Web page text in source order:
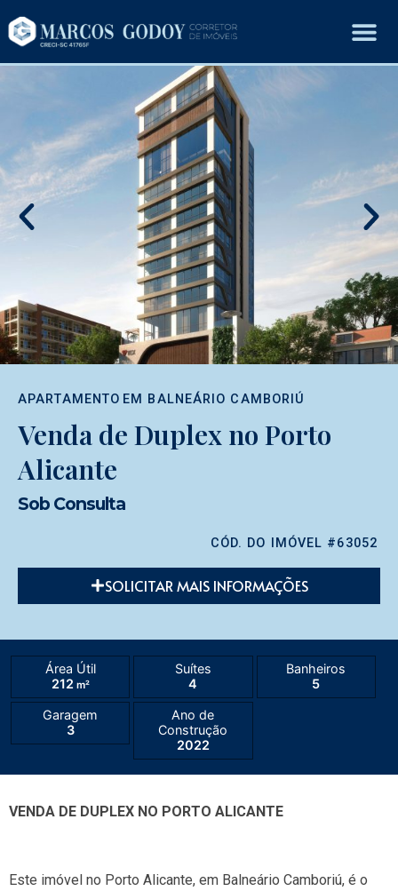
APARTAMENTO EM BALNEÁRIO CAMBORIÚ
Venda de Duplex no Porto
Alicante
Sob Consulta
CÓD. DO IMÓVEL #63052
SOLICITAR MAIS INFORMAÇÕES
Área Útil
212 m²
Suítes
4
Banheiros
5
Garagem
3
Ano de
Construção
2022
VENDA DE DUPLEX NO PORTO ALICANTE
Este imóvel no Porto Alicante, em Balneário Camboriú, é o